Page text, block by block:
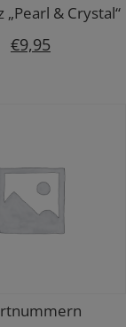
„Pearl & Crystal“
€9,95